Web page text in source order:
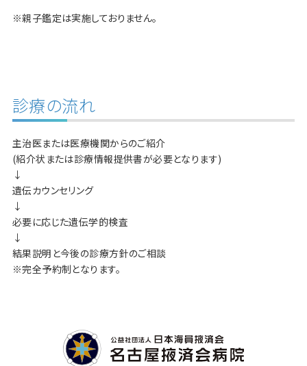
※親子鑑定は実施しておりません。
診療の流れ
主治医または医療機関からのご紹介
(紹介状または診療情報提供書が必要となります)
↓
遺伝カウンセリング
↓
必要に応じた遺伝学的検査
↓
結果説明と今後の診療方針のご相談
※完全予約制となります。